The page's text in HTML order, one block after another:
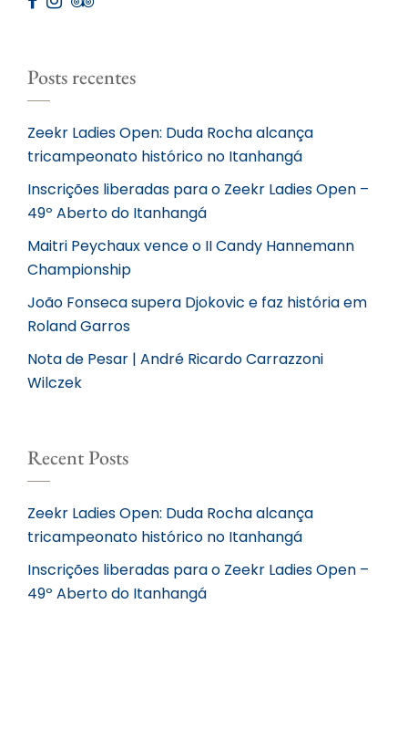
Posts recentes
Zeekr Ladies Open: Duda Rocha alcança
tricampeonato histórico no Itanhangá
Inscrições liberadas para o Zeekr Ladies Open –
49º Aberto do Itanhangá
Maitri Peychaux vence o II Candy Hannemann
Championship
João Fonseca supera Djokovic e faz história em
Roland Garros
Nota de Pesar | André Ricardo Carrazzoni
Wilczek
Recent Posts
Zeekr Ladies Open: Duda Rocha alcança
tricampeonato histórico no Itanhangá
Inscrições liberadas para o Zeekr Ladies Open –
49º Aberto do Itanhangá